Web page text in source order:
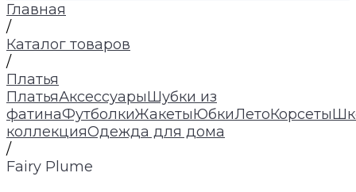
Главная
/
Каталог товаров
/
Платья
ПлатьяАксессуарыШубки из
фатинаФутболкиЖакетыЮбкиЛетоКорсеты
коллекцияОдежда для дома
/
Fairy Plume